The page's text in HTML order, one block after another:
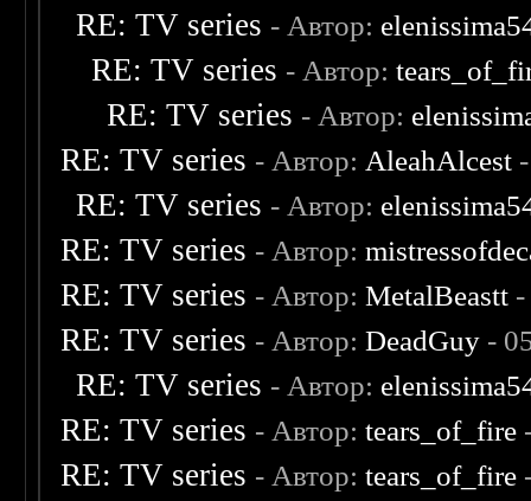
RE: TV series - Автор:
RE: TV series - Автор:
RE: TV series - Автор:
RE: TV series - Автор: AleahAlcest
RE: TV series - Автор:
RE: TV series - Автор:
RE: TV series - Автор:MetalBeastt
RE: TV series - Автор:DeadGuy -
RE: TV series - Автор:
RE: TV series - Автор:tears_of_fire
RE: TV series - Автор:tears_of_fire